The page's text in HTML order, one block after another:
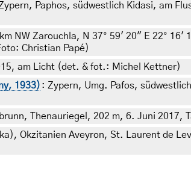
Paphos, südwestlich Kidasi, am
NW Zarouchla, N 37° 59' 20" E 22°
Christian Papé)
am Licht (det. & fot.: Michel Kettner)
1933) : Zypern, Umg. Pafos,
Thenauriegel, 202 m, 6. Juni 2017,
Okzitanien Aveyron, St. Laurent de